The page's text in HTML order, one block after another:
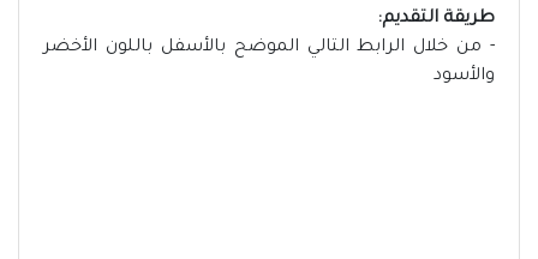
طريقة التقديم:
- من خلال الرابط التالي الموضح بالأسفل باللون الأخضر
والأسود